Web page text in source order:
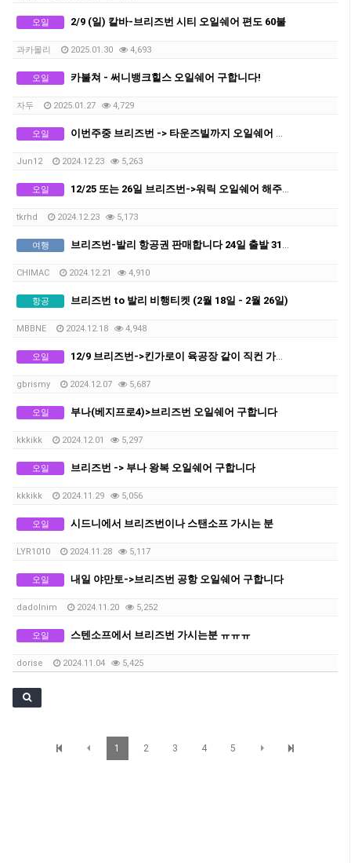
오일 2/9 (일) 칼바-브리즈번 시티 오일쉐어 편도 60불
과카몰리 2025.01.30 4,693
오일 카불쳐 - 써니뱅크힐스 오일쉐어 구합니다!
자두 2025.01.27 4,729
오일 이번주중 브리즈번 -> 타운즈빌까지 오일쉐어 있습니다
Jun12 2024.12.23 5,263
오일 12/25 또는 26일 브리즈번->워릭 오일쉐어 해주실 분
tkrhd 2024.12.23 5,173
여행 브리즈번-발리 항공권 판매합니다 24일 출발 31일 도착
CHIMAC 2024.12.21 4,910
항공 브리즈번 to 발리 비행티켓 (2월 18일 - 2월 26일)
MBBNE 2024.12.18 4,948
오일 12/9 브리즈번->킨가로이 육공장 같이 직컨 가실 분 구합니다 (저포함 최대 3명까지 가능)
gbrismy 2024.12.07 5,687
오일 부나(베지프로4)>브리즈번 오일쉐어 구합니다
kkkikk 2024.12.01 5,297
오일 브리즈번 -> 부나 왕복 오일쉐어 구합니다
kkkikk 2024.11.29 5,056
오일 시드니에서 브리즈번이나 스탠소프 가시는 분
LYR1010 2024.11.28 5,117
오일 내일 야만토->브리즈번 공항 오일쉐어 구합니다
dadolnim 2024.11.20 5,252
오일 스텐소프에서 브리즈번 가시는분 ㅠㅠㅠ
dorise 2024.11.04 5,425
1 2 3 4 5